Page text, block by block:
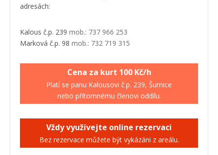
adresách:
Kalous č.p. 239 mob.: 737 966 253
Marková č.p. 98 mob.: 732 719 315
Cena za kurt 100 Kč/h
Platí se panu Kalousovi č.p. 239, Šumice
nebo přítomnému členovi oddílu.
Vždy využívejte online rezervaci
Bez rezervace můžete být vykázáni z areálu.